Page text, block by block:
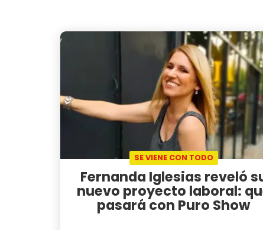
SE VIENE CON TODO
Fernanda Iglesias reveló
nuevo proyecto laboral:
pasará con Puro Show